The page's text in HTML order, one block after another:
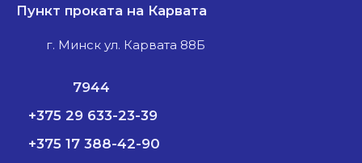
Пункт проката на Карвата
г. Минск ул. Карвата 88Б
7944
+375 29 633-23-39
+375 17 388-42-90